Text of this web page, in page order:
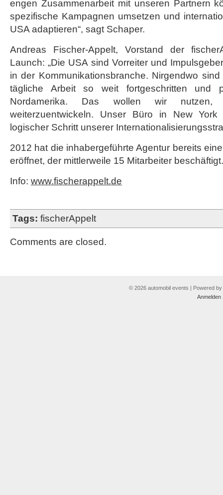
engen Zusammenarbeit mit unseren Partnern
spezifische Kampagnen umsetzen und
USA adaptieren“, sagt Schaper.
Andreas Fischer-Appelt, Vorstand der
Launch: „Die USA sind Vorreiter und
in der Kommunikationsbranche. Nirgendwo
tägliche Arbeit so weit fortgeschritten und
Nordamerika. Das wollen wir
weiterzuentwickeln. Unser Büro in New
logischer Schritt unserer
2012 hat die inhabergeführte Agentur bereits
eröffnet, der mittlerweile 15 Mitarbeiter beschäftigt.
Info: www.fischerappelt.de
Tags: fischerAppelt
Comments are closed.
© 2026 automobil events | Powered by
Anmelden|